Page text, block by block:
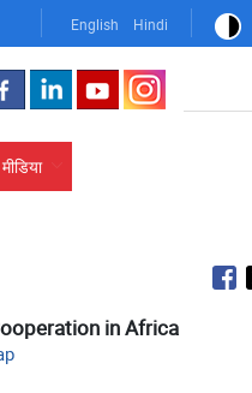
English Hindi
मीडिया
in Africa